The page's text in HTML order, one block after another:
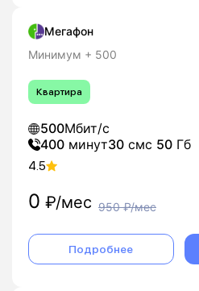
Мегафон
Минимум + 500
Квартира
500Мбит/с
400 минут30 смс 50 Гб
4.5
0 ₽/мес 950₽/мес
Подробнее